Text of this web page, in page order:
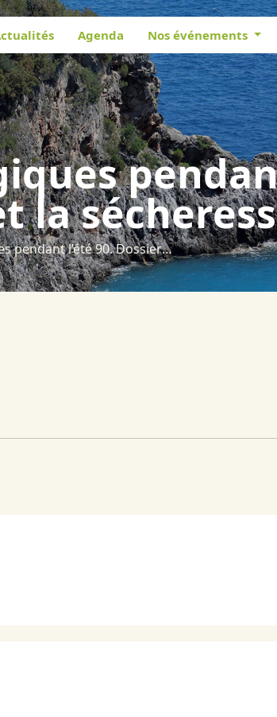
Agenda Nos événements
la
Les conditions météorologiques pendant l’été 90. Dossier Les feux de forêt et la sécheresse en 1990